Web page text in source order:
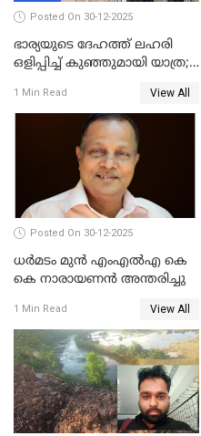
Posted On 30-12-2025
ഭാര്യയുടെ ദേഹത്ത് ലഹരി
ഒളിപ്പിച്ച് കുഞ്ഞുമായി യാത്ര;
പിടികൂടി പൊലീസ്
1 Min Read View All
Posted On 30-12-2025
ധർമടം മുൻ എംഎല്‍എ കെ
കെ നാരായണന്‍ അന്തരിച്ചു
1 Min Read View All